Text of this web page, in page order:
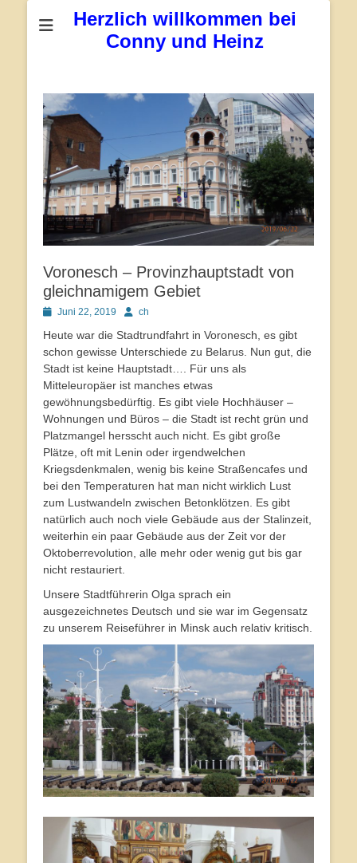
Herzlich willkommen bei
Conny und Heinz
Voronesch – Provinzhauptstadt von
gleichnamigem Gebiet
PostedJuni 22, 2019 Autor
ch
Heute war die Stadtrundfahrt in Voronesch, es gibt
schon gewisse Unterschiede zu Belarus. Nun gut, die
Stadt ist keine Hauptstadt…. Für uns als
Mitteleuropäer ist manches etwas
gewöhnungsbedürftig. Es gibt viele Hochhäuser –
Wohnungen und Büros – die Stadt ist recht grün und
Platzmangel hersscht auch nicht. Es gibt große
Plätze, oft mit Lenin oder irgendwelchen
Kriegsdenkmalen, wenig bis keine Straßencafes und
bei den Temperaturen hat man nicht wirklich Lust
zum Lustwandeln zwischen Betonklötzen. Es gibt
natürlich auch noch viele Gebäude aus der Stalinzeit,
weiterhin ein paar Gebäude aus der Zeit vor der
Oktoberrevolution, alle mehr oder wenig gut bis gar
nicht restauriert.
Unsere Stadtführerin Olga sprach ein
ausgezeichnetes Deutsch und sie war im Gegensatz
zu unserem Reiseführer in Minsk auch relativ kritisch.